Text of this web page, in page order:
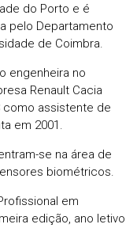
do Porto e é
pelo Departamento
de Coimbra.
engenheira no
Renault Cacia
como assistente de
em 2001.
se na área de
biométricos.
em
edição, ano letivo